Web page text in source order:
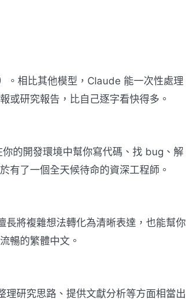
相比其他模型，Claude 能一次性處理
或研究報告，比自己逐字看快得多。
的開發環境中幫你寫代碼、找 bug、解
有了一個全天候待命的資深工程師。
將複雜想法轉化為清晰表達，也能幫你
暢的繁體中文。
研究思路、提供文獻分析等方面相當出